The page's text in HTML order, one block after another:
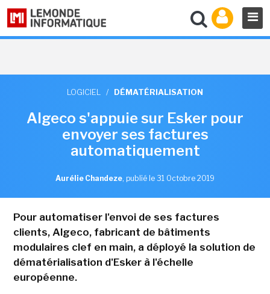
LOGICIEL / DÉMATÉRIALISATION
Algeco s'appuie sur Esker pour
envoyer ses factures
automatiquement
Aurélie Chandeze, publié le 31 Octobre 2019
Pour automatiser l'envoi de ses factures
clients, Algeco, fabricant de bâtiments
modulaires clef en main, a déployé la solution de
dématérialisation d'Esker à l'échelle
européenne.